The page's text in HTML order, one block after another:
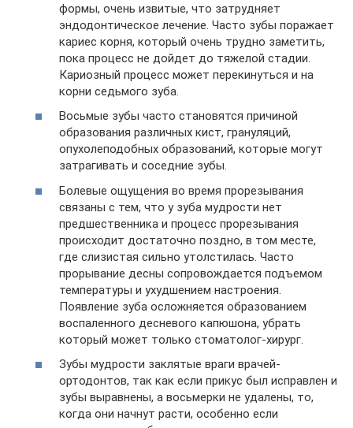
формы, очень извитые, что затрудняет
эндодонтическое лечение. Часто зубы поражает
кариес корня, который очень трудно заметить,
пока процесс не дойдет до тяжелой стадии.
Кариозный процесс может перекинуться и на
корни седьмого зуба.
Восьмые зубы часто становятся причиной
образования различных кист, грануляций,
опухолеподобных образований, которые могут
затрагивать и соседние зубы.
Болевые ощущения во время прорезывания
связаны с тем, что у зуба мудрости нет
предшественника и процесс прорезывания
происходит достаточно поздно, в том месте,
где слизистая сильно утолстилась. Часто
прорывание десны сопровождается подъемом
температуры и ухудшением настроения.
Появление зуба осложняется образованием
воспаленного десневого капюшона, убрать
который может только стоматолог-хирург.
Зубы мудрости заклятые враги врачей-
ортодонтов, так как если прикус был исправлен и
зубы выравнены, а восьмерки не удалены, то,
когда они начнут расти, особенно если